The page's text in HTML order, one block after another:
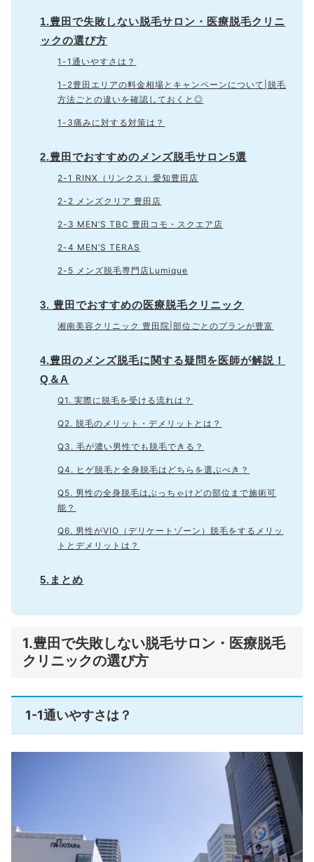
1.豊田で失敗しない脱毛サロン・医療脱毛クリニ
ックの選び方
1-1通いやすさは？
1-2豊田エリアの料金相場とキャンペーンについて|脱毛
方法ごとの違いを確認しておくと◎
1-3痛みに対する対策は？
2.豊田でおすすめのメンズ脱毛サロン5選
2-1 RINX（リンクス）愛知豊田店
2-2 メンズクリア 豊田店
2-3 MEN’S TBC 豊田コモ・スクエア店
2-4 MEN’S TERAS
2-5 メンズ脱毛専門店Lumique
3. 豊田でおすすめの医療脱毛クリニック
湘南美容クリニック 豊田院|部位ごとのプランが豊富
4.豊田のメンズ脱毛に関する疑問を医師が解説！
Q＆A
Q1. 実際に脱毛を受ける流れは？
Q2. 脱毛のメリット・デメリットとは？
Q3. 毛が濃い男性でも脱毛できる？
Q4. ヒゲ脱毛と全身脱毛はどちらを選ぶべき？
Q5. 男性の全身脱毛はぶっちゃけどの部位まで施術可
能？
Q6. 男性がVIO（デリケートゾーン）脱毛をするメリッ
トとデメリットは？
5.まとめ
1.豊田で失敗しない脱毛サロン・医療脱毛
クリニックの選び方
1-1通いやすさは？